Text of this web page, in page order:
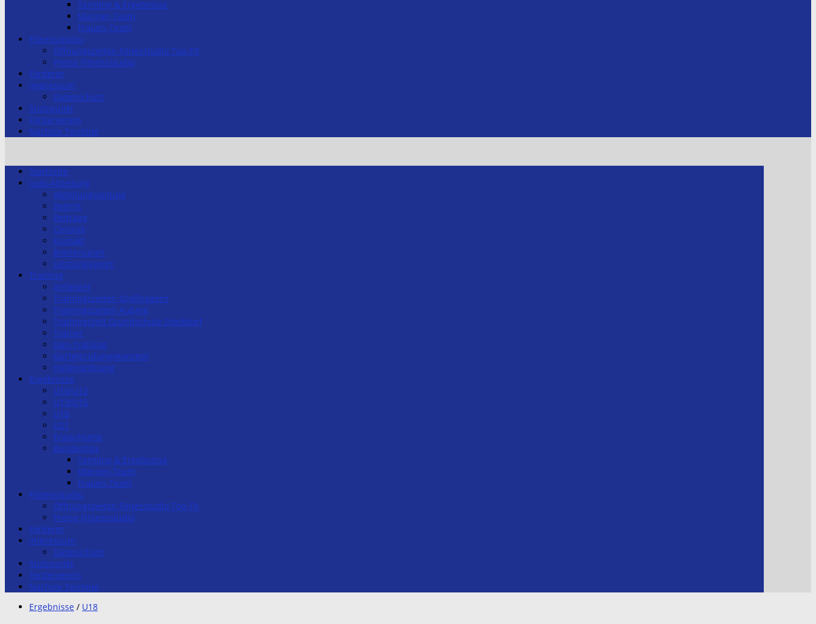
Termine & Ergebnisse
Männer-Team
Frauen-Team
Fitnessstudio
Öffnungszeiten Fitnesstudio Top-Fit
Preise Fitnessstudio
Förderer
Impressum
Datenschutz
Stützpunkt
Förderverein
Nächste Termine
Startseite
Judo-Abteilung
Abteilungsleitung
Beitritt
Beiträge
Chronik
Kontakt
Breitensport
Leistungssport
Training
Anfänger
Trainingszeiten Großhadern
Trainingszeiten Aubing
Trainingszeit Grundschule Stockdorf
Trainer
Dan-Training
Gürtelprüfungskonzept
Hallenordnung
Ergebnisse
U10/U12
U13/U15
U18
U21
Erwachsene
Bundesliga
Termine & Ergebnisse
Männer-Team
Frauen-Team
Fitnessstudio
Öffnungszeiten Fitnesstudio Top-Fit
Preise Fitnessstudio
Förderer
Impressum
Datenschutz
Stützpunkt
Förderverein
Nächste Termine
Ergebnisse / U18